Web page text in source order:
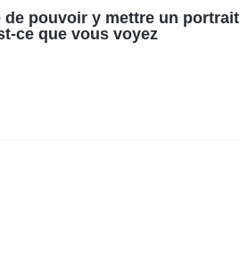
pouvoir y mettre un portrait
ce que vous voyez